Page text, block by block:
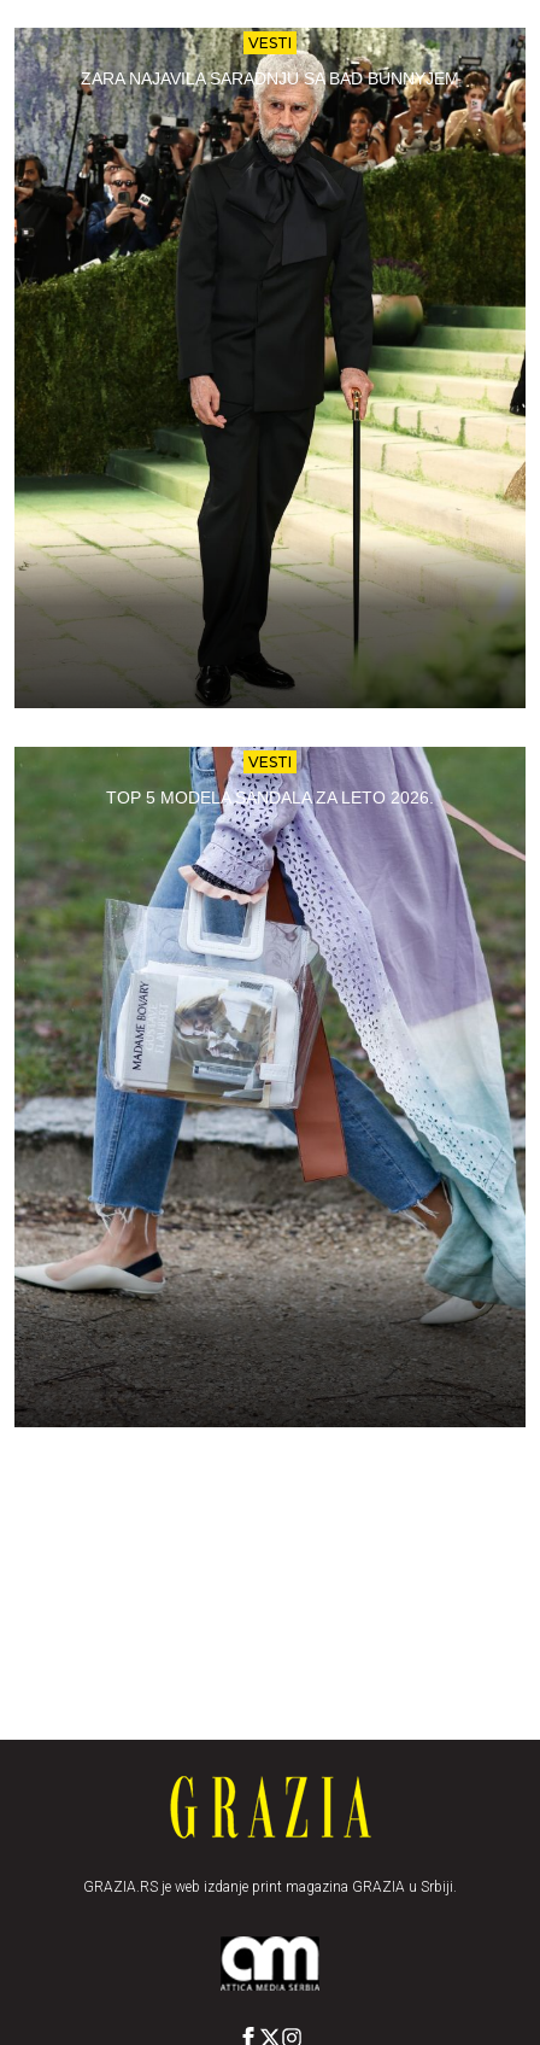
VESTI
ZARA NAJAVILA SARADNJU SA BAD BUNNYJEM
VESTI
TOP 5 MODELA SANDALA ZA LETO 2026.
GRAZIA.RS je web izdanje print magazina GRAZIA u Srbiji.